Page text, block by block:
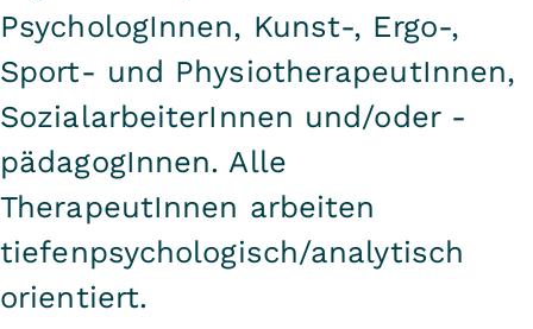
PsychologInnen, Kunst-, Ergo-,
Sport- und PhysiotherapeutInnen,
SozialarbeiterInnen und/oder -
pädagogInnen. Alle
TherapeutInnen arbeiten
tiefenpsychologisch/analytisch
orientiert.